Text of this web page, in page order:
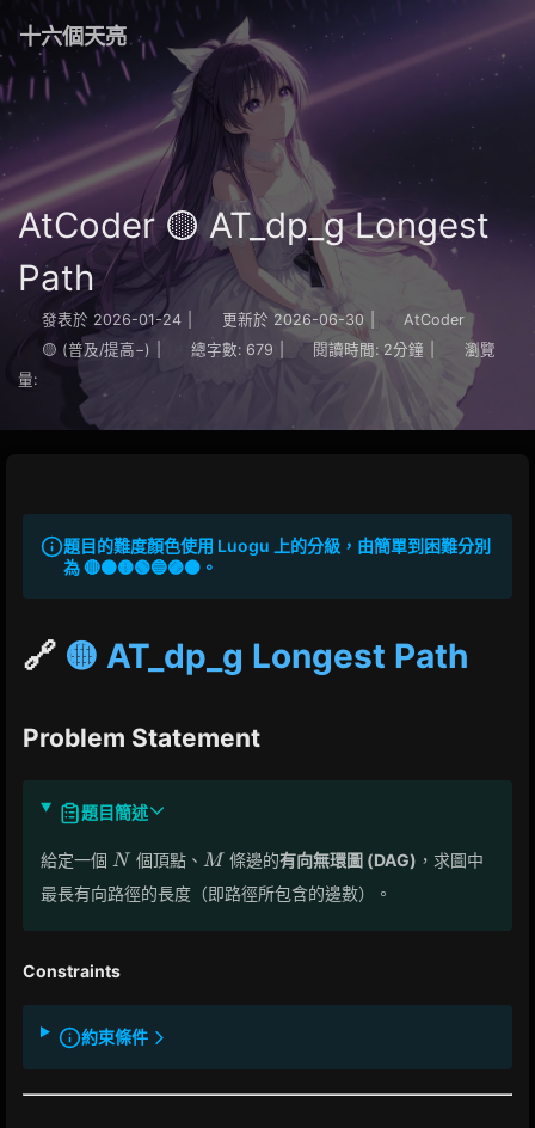
十六個天亮
AtCoder 🟡 AT_dp_g Longest
Path
發表於 2026-01-24 更新於 2026-06-30
AtCoder
🟡 (普及/提高−)
總字數: 679 閱讀時間: 2分鐘
瀏覽
量:
題目的難度顏色使用 Luogu 上的分級，由簡單到困難分別
為 🔴🟠🟡🟢🔵🟣⚫。
🔗 🟡 AT_dp_g Longest Path
Problem Statement
題目簡述
給定一個 N
N 個頂點、 M
M條邊的有向無環圖 (DAG) ，求圖中
最長有向路徑的長度（即路徑所包含的邊數）。
Constraints
約束條件